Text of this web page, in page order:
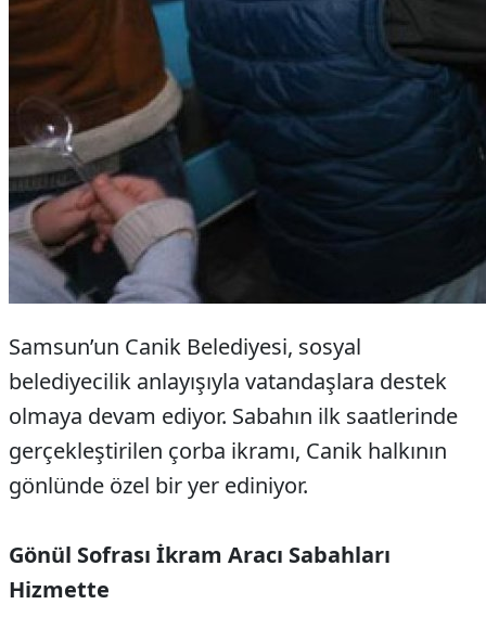
Samsun’un Canik Belediyesi, sosyal
belediyecilik anlayışıyla vatandaşlara destek
olmaya devam ediyor. Sabahın ilk saatlerinde
gerçekleştirilen çorba ikramı, Canik halkının
gönlünde özel bir yer ediniyor.
Gönül Sofrası İkram Aracı Sabahları
Hizmette